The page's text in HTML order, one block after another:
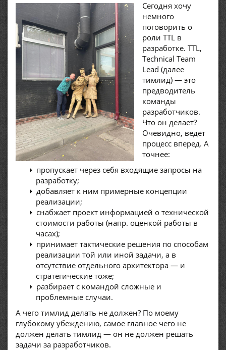
Сегодня хочу
немного
поговорить о
роли TTL в
разработке. TTL,
Technical Team
Lead (далее
тимлид) — это
предводитель
команды
разработчиков.
Что он делает?
Очевидно, ведёт
процесс вперед. А
точнее:
пропускает через себя входящие запросы на
разработку;
добавляет к ним примерные концепции
реализации;
снабжает проект информацией о технической
стоимости работы (напр. оценкой работы в
часах);
принимает тактические решения по способам
реализации той или иной задачи, а в
отсутствие отдельного архитектора — и
стратегические тоже;
разбирает с командой сложные и
проблемные случаи.
А чего тимлид делать не должен? По моему
глубокому убеждению, самое главное чего не
должен делать тимлид — он не должен решать
задачи за разработчиков.